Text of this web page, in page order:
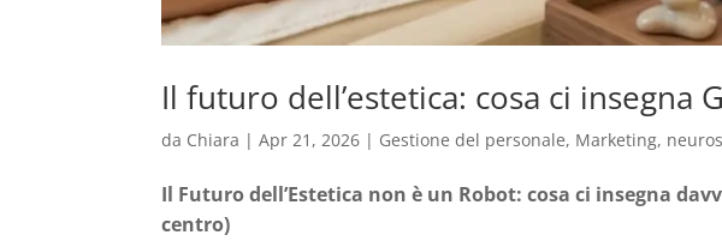
Il futuro dell’estetica: cosa ci insegna
da Chiara |Apr 21, 2026 | Gestione del personale, Marketing,
Il Futuro dell’Estetica non è un Robot: cosa ci insegna
centro)